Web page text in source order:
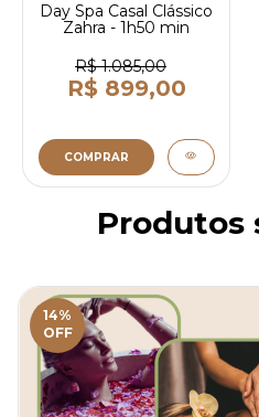
Day Spa Casal Clássico
Zahra - 1h50 min
R$ 1.085,00
R$ 899,00
COMPRAR
Produtos
14%
OFF